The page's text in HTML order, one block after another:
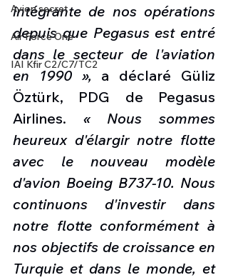
Avion secret
Air Force One
IAI Kfir C2/C7/TC2
intégrante de nos opérations
depuis que Pegasus est entré
dans le secteur de l'aviation
en 1990 », a déclaré Güliz
Öztürk, PDG de Pegasus
Airlines. « Nous sommes
heureux d'élargir notre flotte
avec le nouveau modèle
d'avion Boeing B737-10. Nous
continuons d'investir dans
notre flotte conformément à
nos objectifs de croissance en
Turquie et dans le monde, et